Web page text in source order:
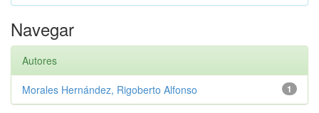
Navegar
Autores
1
Morales Hernández, Rigoberto Alfonso